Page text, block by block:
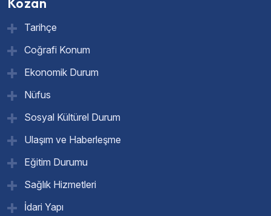
Tarihçe
Coğrafi Konum
Ekonomik Durum
Nüfus
Sosyal Kültürel Durum
Ulaşım ve Haberleşme
Eğitim Durumu
Sağlık Hizmetleri
İdari Yapı